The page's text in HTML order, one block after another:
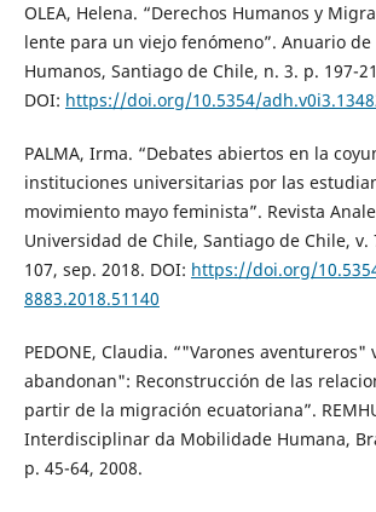
OLEA, Helena. “Derechos Humanos y
lente para un viejo fenómeno”. Anuario de
Humanos, Santiago de Chile, n. 3. p. 197-
DOI: https://doi.org/10.5354/
PALMA, Irma. “Debates abiertos en la
instituciones universitarias por las
movimiento mayo feminista”. Revista
Universidad de Chile, Santiago de Chile, v.
107, sep. 2018. DOI: https://doi.org/
8883.2018.51140
PEDONE, Claudia. “"Varones
abandonan": Reconstrucción de las
partir de la migración ecuatoriana”.
Interdisciplinar da Mobilidade Humana,
p. 45-64, 2008.